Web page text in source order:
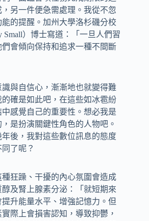
另一件便急需處理。我從不忽
的提醒。加州大學洛杉磯分校
Small）博士寫道：「一旦人們習
會傾向保持和追求一種不間斷
與自信心，漸漸地也就變得難
確是如此吧，在這些如冰雹紛
感覺自己的重要性。想必我是
是扮演關鍵性角色的人物吧。
後，我對這些數位訊息的態度
了呢？
狂躁、干擾的內心氛圍會造成
及腎上腺素分泌：「就短期來
升能量水平、增強記憶力。但
際上會損害認知，導致抑鬱，